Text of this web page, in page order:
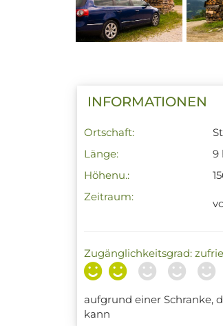
INFORMATIONEN
Ortschaft:
Länge:
9
Höhenu.:
Zeitraum:
Zugänglichkeitsgrad:
aufgrund einer Schranke,
kann